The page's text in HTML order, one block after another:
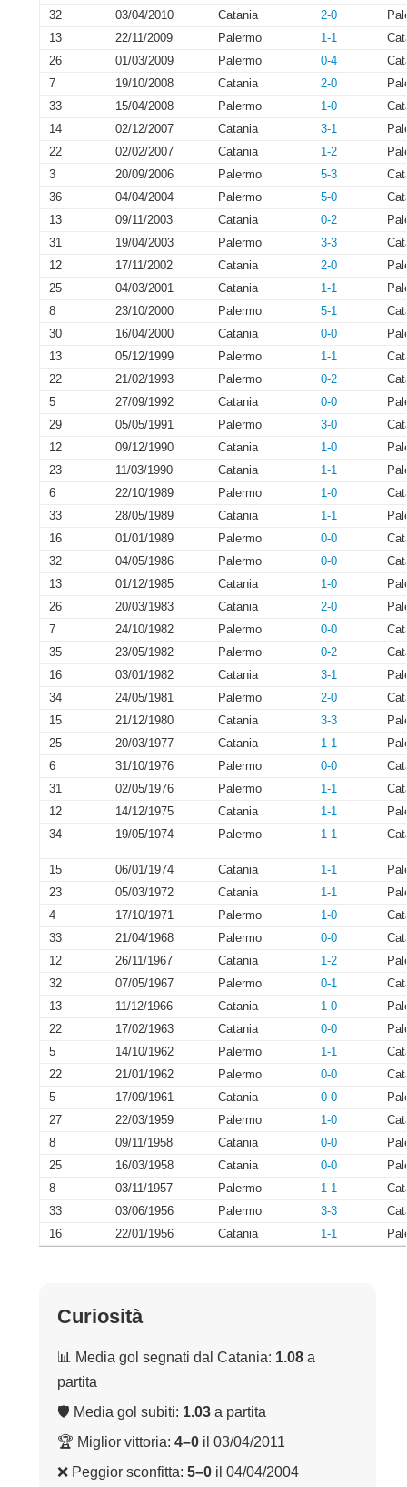
32
03/04/2010 Catania 2-0
13
22/11/2009 Palermo 1-1
26
01/03/2009 Palermo 0-4
7
19/10/2008 Catania 2-0
33
15/04/2008 Palermo 1-0
14
02/12/2007 Catania 3-1
22
02/02/2007 Catania 1-2
3
20/09/2006 Palermo 5-3
36
04/04/2004 Palermo 5-0
13
09/11/2003 Catania 0-2
31
19/04/2003 Palermo 3-3
12
17/11/2002 Catania 2-0
25
04/03/2001 Catania 1-1
8
23/10/2000 Palermo 5-1
30
16/04/2000 Catania 0-0
13
05/12/1999 Palermo 1-1
22
21/02/1993 Palermo 0-2
5
27/09/1992 Catania 0-0
29
05/05/1991 Palermo 3-0
12
09/12/1990 Catania 1-0
23
11/03/1990 Catania 1-1
6
22/10/1989 Palermo 1-0
33
28/05/1989 Catania 1-1
16
01/01/1989 Palermo 0-0
32
04/05/1986 Palermo 0-0
13
01/12/1985 Catania 1-0
26
20/03/1983 Catania 2-0
7
24/10/1982 Palermo 0-0
35
23/05/1982 Palermo 0-2
16
03/01/1982 Catania 3-1
34
24/05/1981 Palermo 2-0
15
21/12/1980 Catania 3-3
25
20/03/1977 Catania 1-1
6
31/10/1976 Palermo 0-0
31
02/05/1976 Palermo 1-1
12
14/12/1975 Catania 1-1
34
19/05/1974 Palermo 1-1
15 06/01/1974 Catania 1-1
23
05/03/1972 Catania 1-1
4
17/10/1971 Palermo 1-0
33
21/04/1968 Palermo 0-0
12
26/11/1967 Catania 1-2
32
07/05/1967 Palermo 0-1
13
11/12/1966 Catania 1-0
22
17/02/1963 Catania 0-0
5
14/10/1962 Palermo 1-1
22
21/01/1962 Palermo 0-0
5
17/09/1961 Catania 0-0
27
22/03/1959 Palermo 1-0
8
09/11/1958 Catania 0-0
25
16/03/1958 Catania 0-0
8
03/11/1957 Palermo 1-1
33
03/06/1956 Palermo 3-3
16
22/01/1956 Catania 1-1
Curiosità
📊 Media gol segnati dal Catania: 1.08 a
partita
🛡 Media gol subiti: 1.03 a partita
🏆 Miglior vittoria: 4–0 il 03/04/2011
❌ Peggior sconfitta: 5–0 il 04/04/2004